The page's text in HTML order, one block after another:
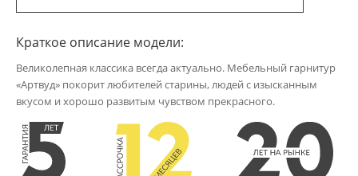
Краткое описание модели:
Великолепная классика всегда актуально. Мебельный гарнитур
«Артвуд» покорит любителей старины, людей с изысканным
вкусом и хорошо развитым чувством прекрасного.